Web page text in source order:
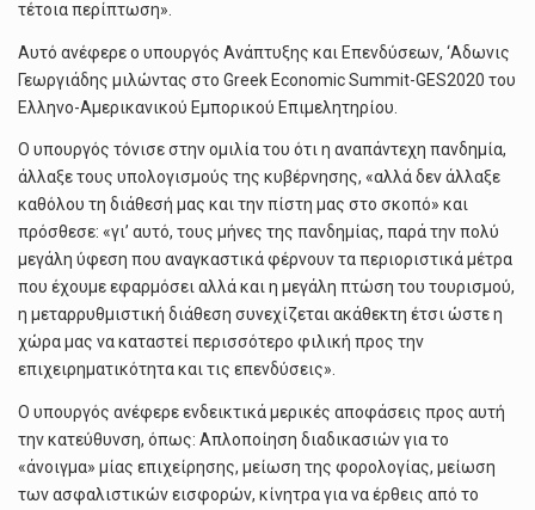
τέτοια περίπτωση».
Αυτό ανέφερε ο υπουργός Ανάπτυξης και Επενδύσεων, ‘Αδωνις
Γεωργιάδης μιλώντας στο Greek Economic Summit-GES2020 του
Ελληνο-Αμερικανικού Εμπορικού Επιμελητηρίου.
Ο υπουργός τόνισε στην ομιλία του ότι η αναπάντεχη πανδημία,
άλλαξε τους υπολογισμούς της κυβέρνησης, «αλλά δεν άλλαξε
καθόλου τη διάθεσή μας και την πίστη μας στο σκοπό» και
πρόσθεσε: «γι’ αυτό, τους μήνες της πανδημίας, παρά την πολύ
μεγάλη ύφεση που αναγκαστικά φέρνουν τα περιοριστικά μέτρα
που έχουμε εφαρμόσει αλλά και η μεγάλη πτώση του τουρισμού,
η μεταρρυθμιστική διάθεση συνεχίζεται ακάθεκτη έτσι ώστε η
χώρα μας να καταστεί περισσότερο φιλική προς την
επιχειρηματικότητα και τις επενδύσεις».
Ο υπουργός ανέφερε ενδεικτικά μερικές αποφάσεις προς αυτή
την κατεύθυνση, όπως: Απλοποίηση διαδικασιών για το
«άνοιγμα» μίας επιχείρησης, μείωση της φορολογίας, μείωση
των ασφαλιστικών εισφορών, κίνητρα για να έρθεις από το